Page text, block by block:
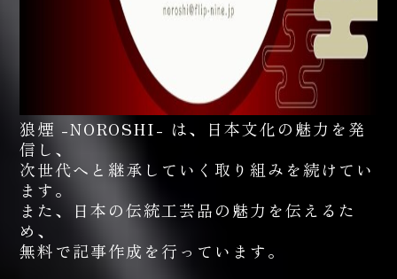
狼煙 -NOROSHI- は、日本文化の魅力を発
信し、
次世代へと継承していく取り組みを続けてい
ます。
また、日本の伝統工芸品の魅力を伝えるた
め、
無料で記事作成を行っています。